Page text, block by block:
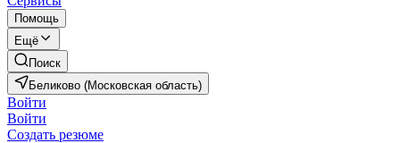
Помощь
Ещё
Поиск
Беликово (Московская область)
Войти
Войти
Создать резюме